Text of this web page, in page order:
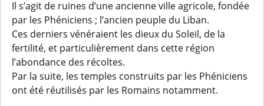
Il s’agit de ruines d’une ancienne ville agricole, fondée
par les Phéniciens ; l’ancien peuple du Liban.
Ces derniers vénéraient les dieux du Soleil, de la
fertilité, et particulièrement dans cette région
l’abondance des récoltes.
Par la suite, les temples construits par les Phéniciens
ont été réutilisés par les Romains notamment.